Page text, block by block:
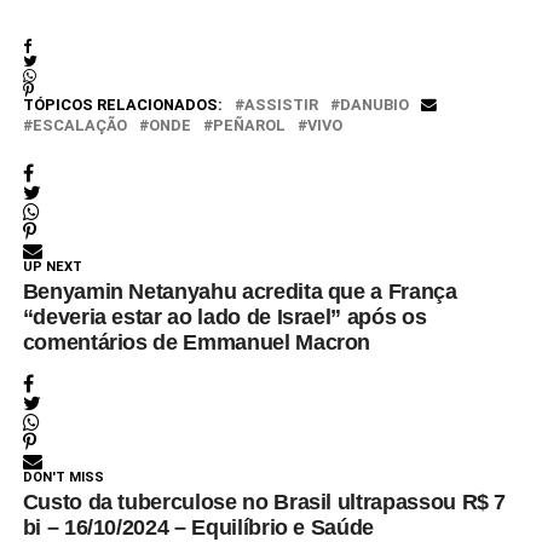
Campeonato Uruguaio. O jogo
traz grande expectativa,
especialmente para o Peñarol,
…
TÓPICOS RELACIONADOS: ASSISTIR
DANUBIO
ESCALAÇÃO
ONDE PEÑAROL VIVO
UP NEXT
Benyamin Netanyahu acredita que a França
“deveria estar ao lado de Israel” após os
comentários de Emmanuel Macron
DON'T MISS
Custo da tuberculose no Brasil ultrapassou R$ 7
bi – 16/10/2024 – Equilíbrio e Saúde